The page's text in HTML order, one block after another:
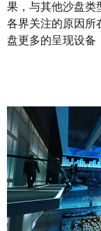
果，与其他沙盘类
各界关注的原因所
盘更多的呈现设备